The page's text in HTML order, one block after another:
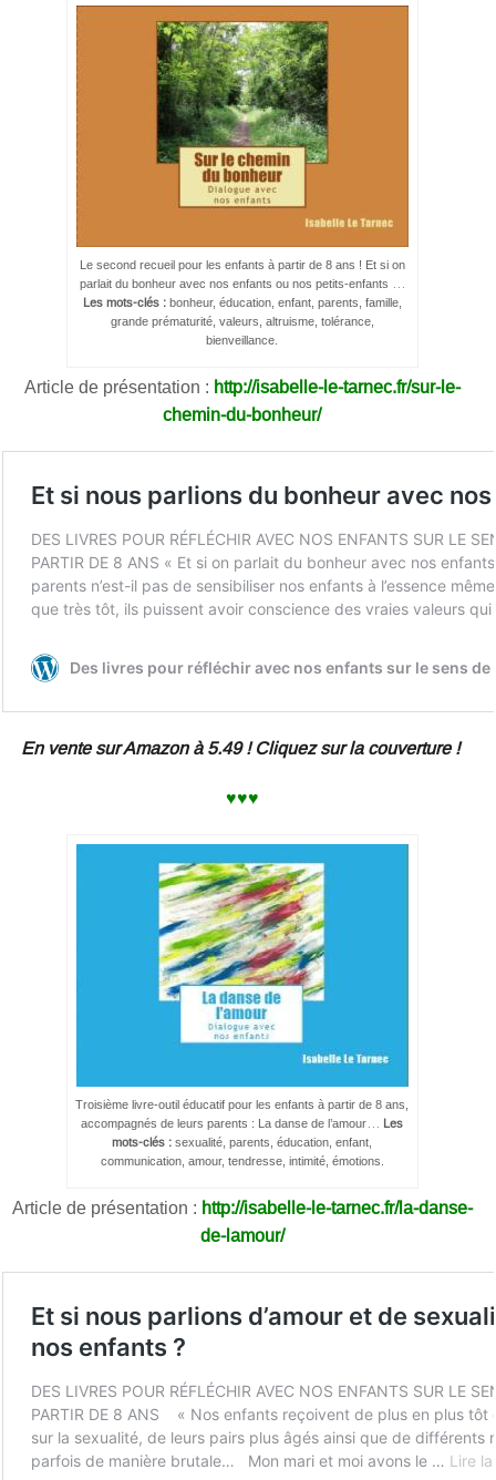
Le second recueil pour les enfants à partir de 8 ans ! Et si on
parlait du bonheur avec nos enfants ou nos petits-enfants …
Les mots-clés :bonheur, éducation, enfant, parents, famille,
grande prématurité, valeurs, altruisme, tolérance,
bienveillance.
Article de présentation : http://isabelle-le-tarnec.fr/sur-le-
chemin-du-bonheur/
En vente sur Amazon à 5.49 ! Cliquez sur la couverture !
♥♥♥
Troisième livre-outil éducatif pour les enfants à partir de 8 ans,
accompagnés de leurs parents : La danse de l’amour… Les
mots-clés : sexualité, parents, éducation, enfant,
communication, amour, tendresse, intimité, émotions.
Article de présentation : http://isabelle-le-tarnec.fr/la-danse-
de-lamour/